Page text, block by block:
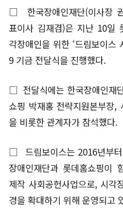
□ 한국장애인재단(이사장
표이사 김재겸)은 지난 10일
각장애인을 위한 ‘드림보이스
9 기금 전달식을 진행했다.
□ 전달식에는 한국장애인재
쇼핑 박재홍 전략지원본부장,
을 비롯한 관계자가 참석했다.
□ 드림보이스는 2016년부
장애인재단과 롯데홈쇼핑이
제작 사회공헌사업으로, 시각
경을 확대하기 위해 운영되고